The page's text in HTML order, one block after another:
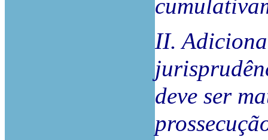
II.
deve ser